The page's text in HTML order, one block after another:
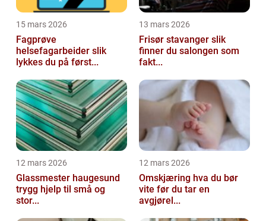
15 mars 2026
Fagprøve
helsefagarbeider slik
lykkes du på først...
13 mars 2026
Frisør stavanger slik
finner du salongen som
fakt...
12 mars 2026
Glassmester haugesund
trygg hjelp til små og
stor...
12 mars 2026
Omskjæring hva du bør
vite før du tar en
avgjørel...